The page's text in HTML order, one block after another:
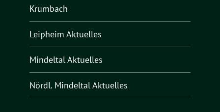
Krumbach
Leipheim Aktuelles
Mindeltal Aktuelles
Nördl. Mindeltal Aktuelles